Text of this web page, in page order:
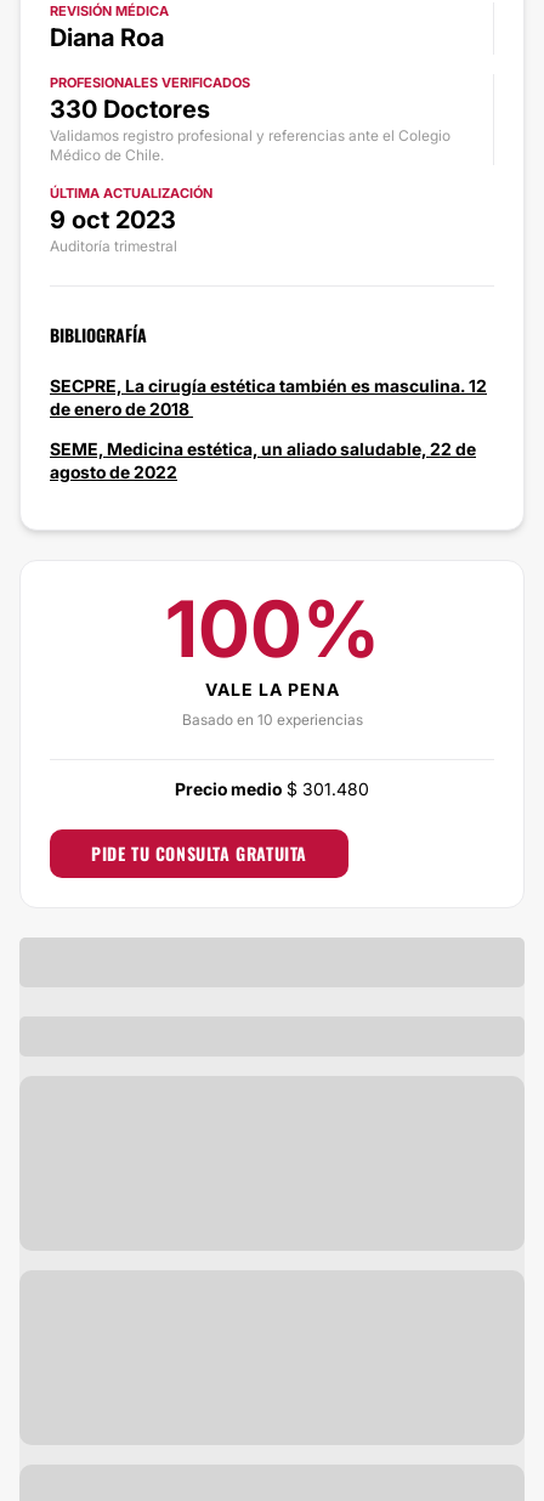
REVISIÓN MÉDICA
Diana Roa
PROFESIONALES VERIFICADOS
330 Doctores
Validamos registro profesional y referencias ante el Colegio
Médico de Chile.
ÚLTIMA ACTUALIZACIÓN
9 oct 2023
Auditoría trimestral
BIBLIOGRAFÍA
SECPRE, La cirugía estética también es masculina. 12
de enero de 2018
SEME, Medicina estética, un aliado saludable, 22 de
agosto de 2022
100%
VALE LA PENA
Basado en 10 experiencias
Precio medio $ 301.480
PIDE TU CONSULTA GRATUITA